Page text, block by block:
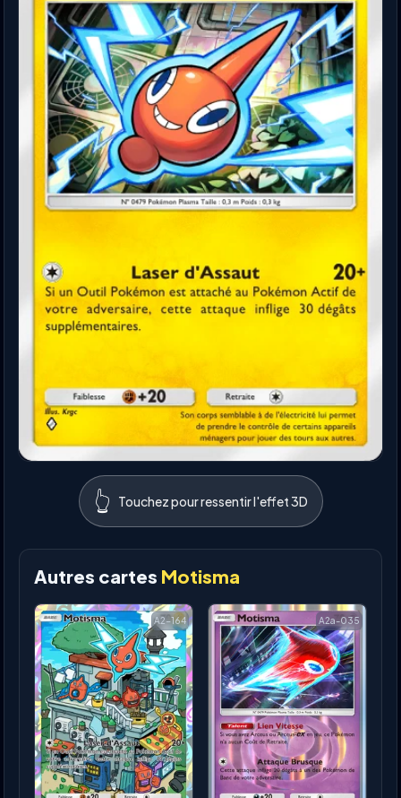
👆 Touchez pour ressentir l'effet 3D
Autres cartes Motisma
A2-164 A2a-035